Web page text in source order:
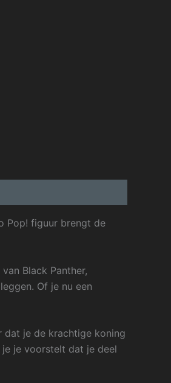
Pop! figuur brengt de
Black Panther,
Of je nu een
dat je de krachtige koning
je voorstelt dat je deel